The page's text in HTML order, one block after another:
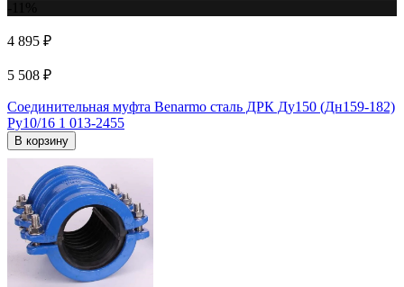
4 895 ₽
5 508 ₽
Соединительная муфта Benarmo сталь ДРК Ду150 (Дн159-182)
Ру10/16 1 013-2455
В корзину